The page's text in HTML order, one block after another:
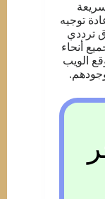
توجيه
ترددي
أنحاء
الويب